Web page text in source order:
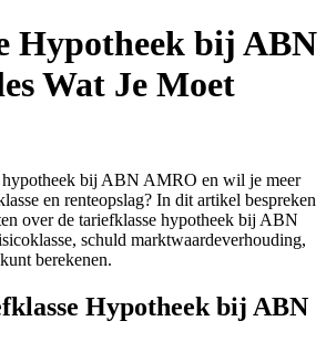
Hypotheek bij ABN
Wat Je Moet
hypotheek bij ABN AMRO en wil je meer
en renteopslag? In dit artikel bespreken
over de tariefklasse hypotheek bij ABN
schuld marktwaardeverhouding,
berekenen.
Hypotheek bij ABN